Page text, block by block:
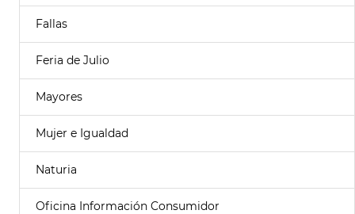
Fallas
Feria de Julio
Mayores
Mujer e Igualdad
Naturia
Oficina Información Consumidor